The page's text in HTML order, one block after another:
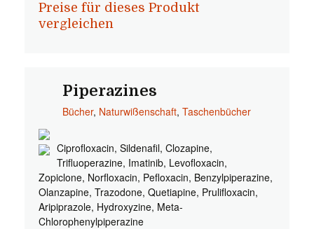
Preise für dieses Produkt
vergleichen
Piperazines
Bücher, Naturwißenschaft, Taschenbücher
Ciprofloxacin, Sildenafil, Clozapine,
Trifluoperazine, Imatinib, Levofloxacin,
Zopiclone, Norfloxacin, Pefloxacin, Benzylpiperazine,
Olanzapine, Trazodone, Quetiapine, Prulifloxacin,
Aripiprazole, Hydroxyzine, Meta-
Chlorophenylpiperazine